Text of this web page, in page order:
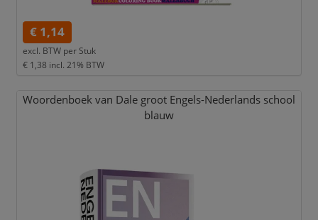
€ 1,14
excl. BTW per Stuk
€ 1,38 incl. 21% BTW
Woordenboek van Dale groot Engels-Nederlands school
blauw